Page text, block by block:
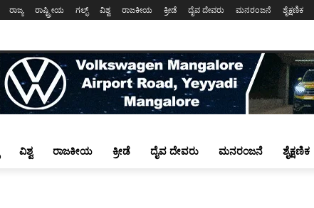
ರಾಜ್ಯ ರಾಷ್ಟ್ರೀಯ ಗಲ್ಫ್ ವಿಶ್ವ ರಾಜಕೀಯ ಕ್ರೀಡೆ ದೈವ ದೇವರು ಮನರಂಜನೆ ಶೈಕ್ಷಣಿಕ
ವಿಶ್ವ ರಾಜಕೀಯ ಕ್ರೀಡೆ ದೈವ ದೇವರು ಮನರಂಜನೆ ಶೈಕ್ಷಣಿಕ